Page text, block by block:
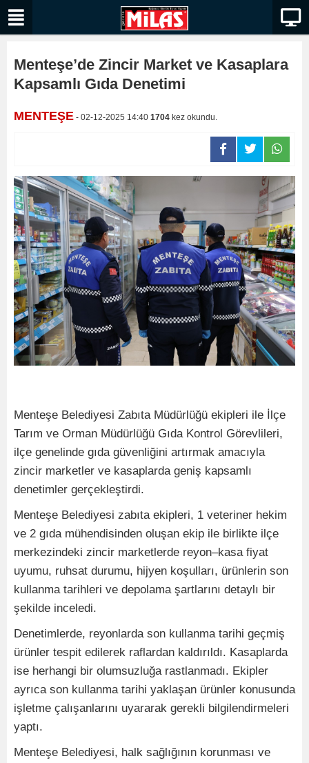
Menteşe’de Zincir Market ve Kasaplara
Kapsamlı Gıda Denetimi
MENTEŞE - 02-12-2025 14:40 1704 kez okundu.
Menteşe Belediyesi Zabıta Müdürlüğü ekipleri ile İlçe
Tarım ve Orman Müdürlüğü Gıda Kontrol Görevlileri,
ilçe genelinde gıda güvenliğini artırmak amacıyla
zincir marketler ve kasaplarda geniş kapsamlı
denetimler gerçekleştirdi.
Menteşe Belediyesi zabıta ekipleri, 1 veteriner hekim
ve 2 gıda mühendisinden oluşan ekip ile birlikte ilçe
merkezindeki zincir marketlerde reyon–kasa fiyat
uyumu, ruhsat durumu, hijyen koşulları, ürünlerin son
kullanma tarihleri ve depolama şartlarını detaylı bir
şekilde inceledi.
Denetimlerde, reyonlarda son kullanma tarihi geçmiş
ürünler tespit edilerek raflardan kaldırıldı. Kasaplarda
ise herhangi bir olumsuzluğa rastlanmadı. Ekipler
ayrıca son kullanma tarihi yaklaşan ürünler konusunda
işletme çalışanlarını uyararak gerekli bilgilendirmeleri
yaptı.
Menteşe Belediyesi, halk sağlığının korunması ve